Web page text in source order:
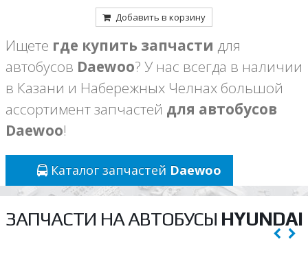
Добавить в корзину
Ищете где купить запчасти для
автобусов Daewoo? У нас всегда в наличии
в Казани и Набережных Челнах большой
ассортимент запчастей для автобусов
Daewoo!
Каталог запчастей Daewoo
ЗАПЧАСТИ НА АВТОБУСЫ HYUNDAI